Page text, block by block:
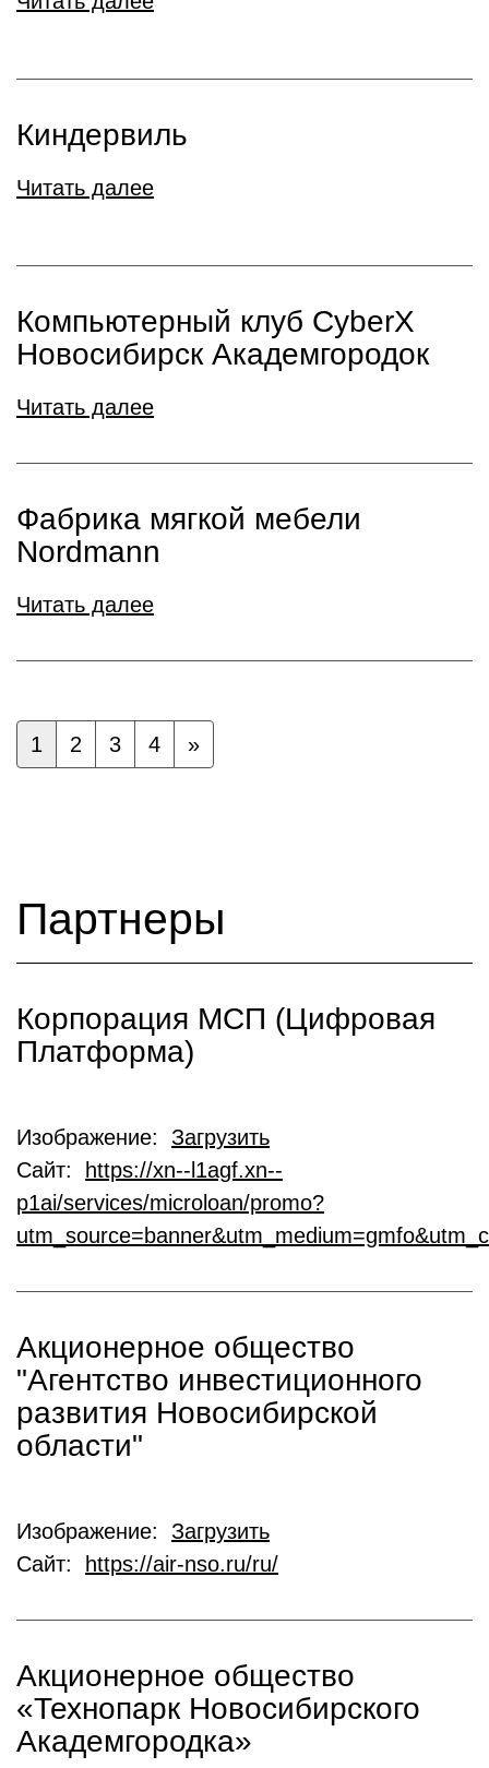
Киндервиль
Читать далее
Компьютерный клуб CyberX
Новосибирск Академгородок
Читать далее
Фабрика мягкой мебели
Nordmann
Читать далее
1 2 3 4 »
Партнеры
Корпорация МСП (Цифровая
Платформа)
Изображение: Загрузить
Сайт:
https://xn--l1agf.xn--
p1ai/services/microloan/promo?
Акционерное общество
"Агентство инвестиционного
развития Новосибирской
области"
Изображение: Загрузить
Сайт:
https://air-nso.ru/ru/
Акционерное общество
«Технопарк Новосибирского
Академгородка»